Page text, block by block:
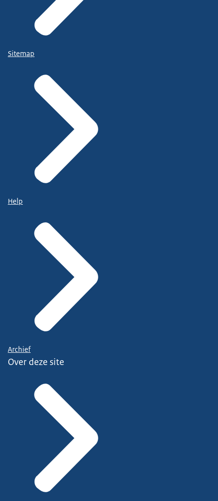
Sitemap
Help
Archief
Over deze site